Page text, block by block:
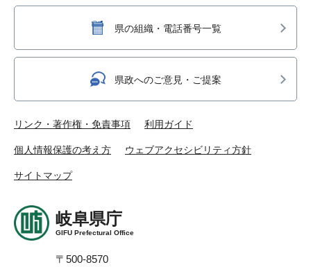
県の組織・電話番号一覧
県政へのご意見・ご提案
リンク・著作権・免責事項 利用ガイド
個人情報保護の考え方 ウェブアクセシビリティ方針
サイトマップ
岐阜県庁
GIFU Prefectural Office
〒500-8570